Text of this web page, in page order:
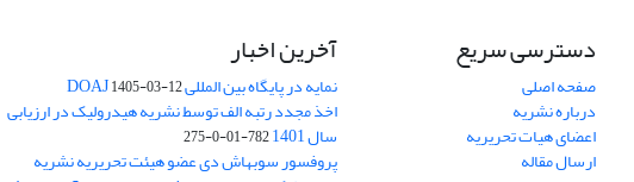
دسترسی سریع
صفحه اصلی
درباره نشریه
اعضای هیات تحریریه
ارسال مقاله
آخرین اخبار
نمایه در پایگاه بین المللی DOAJ1405-03-12
اخذ مجدد رتبه الف توسط نشریه هیدرولیک در ارزیابی
سال 1401 782-01-0-275
پروفسور سوبهاش دی عضو هیئت تحریریه نشریه